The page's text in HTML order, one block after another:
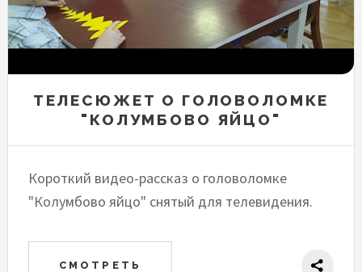
ТЕЛЕСЮЖЕТ О ГОЛОВОЛОМКЕ
"КОЛУМБОВО ЯЙЦО"
Короткий видео-рассказ о головоломке
"Колумбово яйцо" снятый для телевидения.
СМОТРЕТЬ